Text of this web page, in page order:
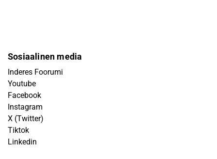
Sosiaalinen media
Inderes Foorumi
Youtube
Facebook
Instagram
X (Twitter)
Tiktok
Linkedin